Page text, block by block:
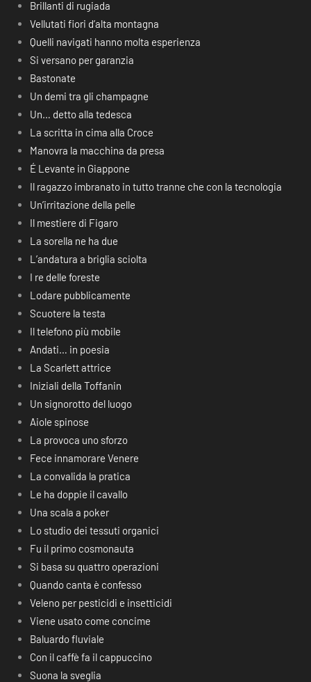
Brillanti di rugiada
Vellutati fiori d’alta montagna
Quelli navigati hanno molta esperienza
Si versano per garanzia
Bastonate
Un demi tra gli champagne
Un… detto alla tedesca
La scritta in cima alla Croce
Manovra la macchina da presa
É Levante in Giappone
Il ragazzo imbranato in tutto tranne che con la tecnologia
Un’irritazione della pelle
Il mestiere di Figaro
La sorella ne ha due
L’andatura a briglia sciolta
I re delle foreste
Lodare pubblicamente
Scuotere la testa
Il telefono più mobile
Andati… in poesia
La Scarlett attrice
Iniziali della Toffanin
Un signorotto del luogo
Aiole spinose
La provoca uno sforzo
Fece innamorare Venere
La convalida la pratica
Le ha doppie il cavallo
Una scala a poker
Lo studio dei tessuti organici
Fu il primo cosmonauta
Si basa su quattro operazioni
Quando canta è confesso
Veleno per pesticidi e insetticidi
Viene usato come concime
Baluardo fluviale
Con il caffè fa il cappuccino
Suona la sveglia